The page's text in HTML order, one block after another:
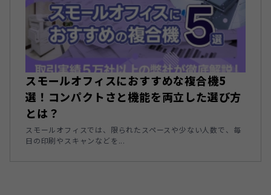
スモールオフィスにおすすめな複合機5
選！コンパクトさと機能を両立した選び方
とは？
スモールオフィスでは、限られたスペースや少ない人数で、毎
日の印刷やスキャンなどを...